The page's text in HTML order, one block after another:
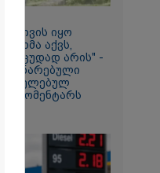
იყო
ხმა აქვს,
ცუდად არის" -
კომენტარს